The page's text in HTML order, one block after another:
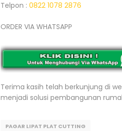
Telpon : 0822 1078 2876
ORDER VIA WHATSAPP
Terima kasih telah berkunjung di
menjadi solusi pembangunan
PAGAR LIPAT PLAT CUTTING